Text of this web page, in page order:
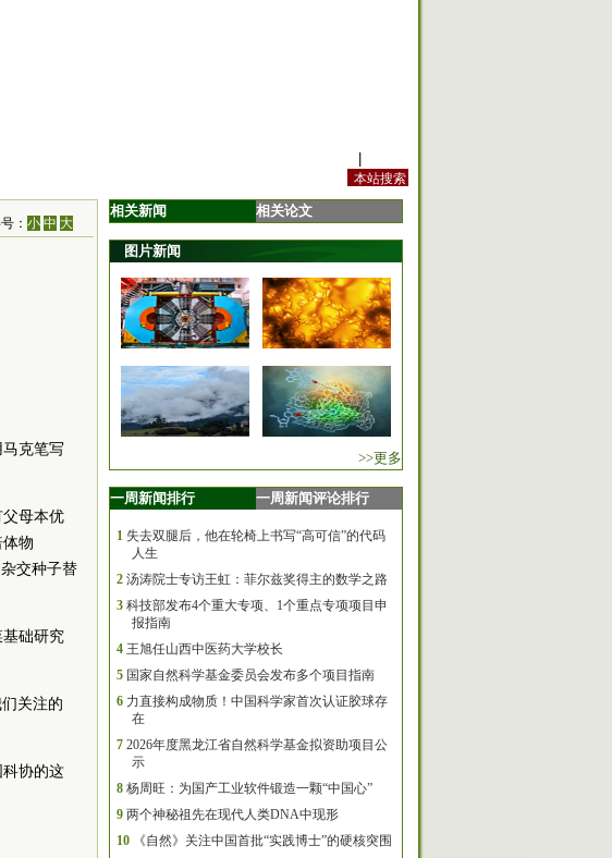
：小 中 大
克笔写
母本优
物
交种子替
础研究
关注的
协的这
相关新闻 相关论文
图片新闻
>>更多
一周新闻排行 一周新闻评论排行
1 失去双腿后，他在轮椅上书写“高可信”的代码
人生
2 汤涛院士专访王虹：菲尔兹奖得主的数学之路
3 科技部发布4个重大专项、1个重点专项项目申
报指南
4 王旭任山西中医药大学校长
5 国家自然科学基金委员会发布多个项目指南
6 力直接构成物质！中国科学家首次认证胶球存
在
7 2026年度黑龙江省自然科学基金拟资助项目公
示
8 杨周旺：为国产工业软件锻造一颗“中国心”
9 两个神秘祖先在现代人类DNA中现形
10
《自然》关注中国首批“实践博士”的硬核突围